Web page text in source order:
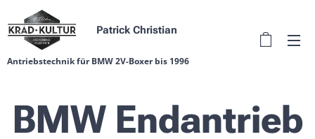
Patrick Christian
Antriebstechnik für BMW 2V-Boxer bis 1996
BMW Endantrieb